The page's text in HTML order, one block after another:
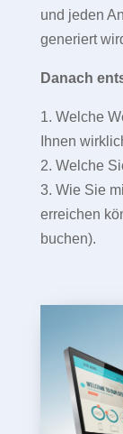
und jeden
generiert
Danach
1. Welche
Ihnen
2. Welche
3. Wie Sie
erreichen
buchen).